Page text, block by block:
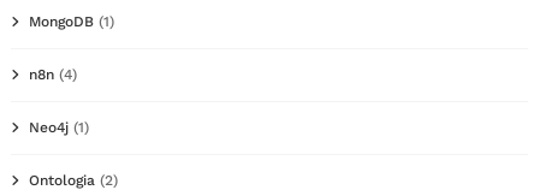
MongoDB (1)
n8n (4)
Neo4j (1)
Ontologia (2)